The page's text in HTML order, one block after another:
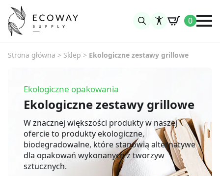
0
Strona główna > Sklep > Ekologiczne zestawy grillowe
Ekologiczne opakowania
Ekologiczne zestawy grillowe
W znacznej większości produkty w naszej
ofercie to produkty ekologiczne,
biodegradowalne, które stanowią alternatywe
dla opakowań wykonanych z tworzyw
sztucznych.